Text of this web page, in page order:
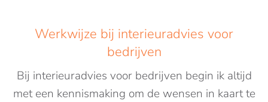
Werkwijze bij interieuradvies voor
bedrijven
Bij interieuradvies voor bedrijven begin ik altijd
met een kennismaking om de wensen in kaart te